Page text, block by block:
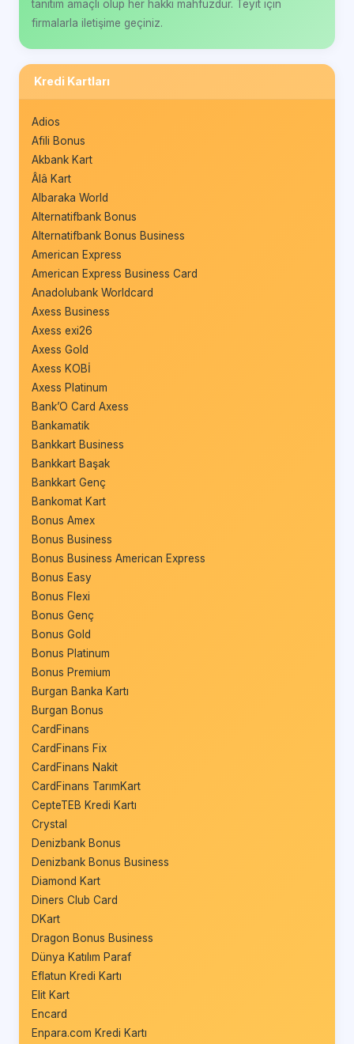
tanıtım amaçlı olup her hakkı mahfuzdur. Teyit için
firmalarla iletişime geçiniz.
Kredi Kartları
Adios
Afili Bonus
Akbank Kart
Âlâ Kart
Albaraka World
Alternatifbank Bonus
Alternatifbank Bonus Business
American Express
American Express Business Card
Anadolubank Worldcard
Axess Business
Axess exi26
Axess Gold
Axess KOBİ
Axess Platinum
Bank’O Card Axess
Bankamatik
Bankkart Business
Bankkart Başak
Bankkart Genç
Bankomat Kart
Bonus Amex
Bonus Business
Bonus Business American Express
Bonus Easy
Bonus Flexi
Bonus Genç
Bonus Gold
Bonus Platinum
Bonus Premium
Burgan Banka Kartı
Burgan Bonus
CardFinans
CardFinans Fix
CardFinans Nakit
CardFinans TarımKart
CepteTEB Kredi Kartı
Crystal
Denizbank Bonus
Denizbank Bonus Business
Diamond Kart
Diners Club Card
DKart
Dragon Bonus Business
Dünya Katılım Paraf
Eflatun Kredi Kartı
Elit Kart
Encard
Enpara.com Kredi Kartı